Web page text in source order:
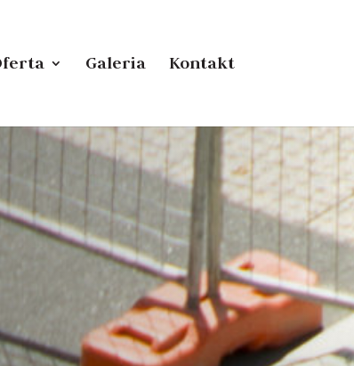
Galeria Kontakt